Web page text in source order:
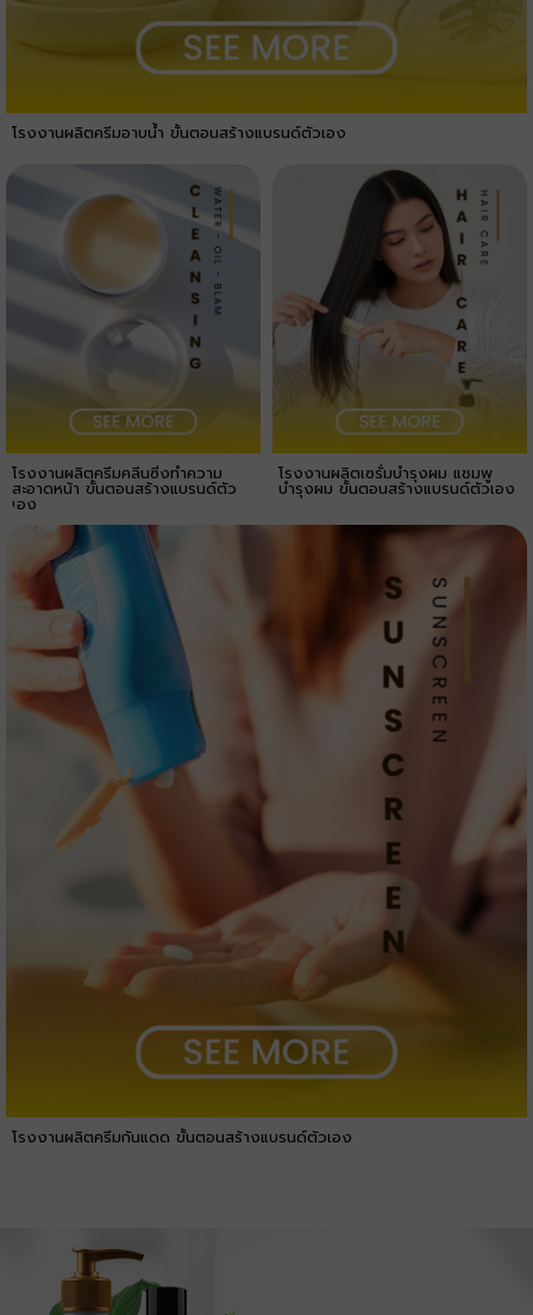
โรงงานผลิตครีมอาบน้ำ ขั้นตอนสร้างแบรนด์ตัวเอง
โรงงานผลิตครีมคลีนซิ่งทำความ
สะอาดหน้า ขั้นตอนสร้างแบรนด์ตัว
เอง
โรงงานผลิตเซรั่มบำรุงผม แชมพู
บำรุงผม ขั้นตอนสร้างแบรนด์ตัวเอง
โรงงานผลิตครีมกันแดด ขั้นตอนสร้างแบรนด์ตัวเอง